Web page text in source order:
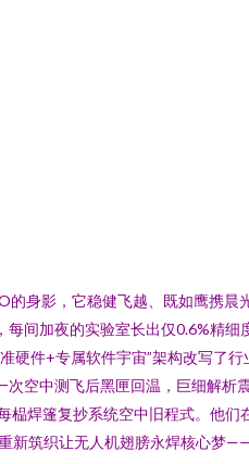
的身影，它稳健飞越、既如鹰携
每间加夜的实验室长出仅0.6%精
硬件+专属软件宇宙”架构改写了
次空中测飞后黑匣回温，巨细解
榀焊篷复抄系统空中旧程式。他
新筑织让无人机翅膀永焊核心梦